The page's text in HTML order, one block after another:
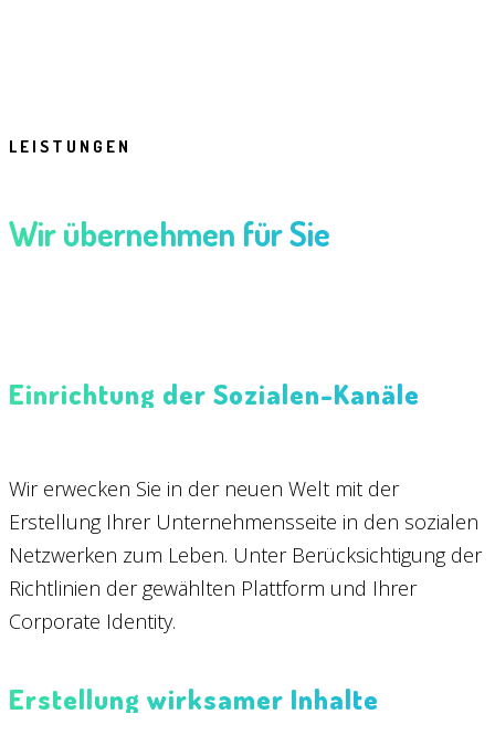
LEISTUNGEN
Wir übernehmen für Sie
Einrichtung der Sozialen-Kanäle
Wir erwecken Sie in der neuen Welt mit der
Erstellung Ihrer Unternehmensseite in den sozialen
Netzwerken zum Leben. Unter Berücksichtigung der
Richtlinien der gewählten Plattform und Ihrer
Corporate Identity.
Erstellung wirksamer Inhalte